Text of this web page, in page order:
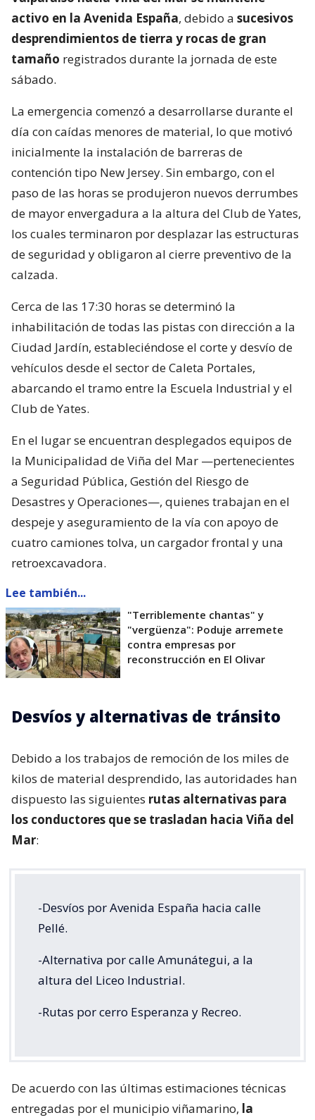
activo en la Avenida España, debido a sucesivos
desprendimientos de tierra y rocas de gran
tamaño registrados durante la jornada de este
sábado.
La emergencia comenzó a desarrollarse durante el
día con caídas menores de material, lo que motivó
inicialmente la instalación de barreras de
contención tipo New Jersey. Sin embargo, con el
paso de las horas se produjeron nuevos derrumbes
de mayor envergadura a la altura del Club de Yates,
los cuales terminaron por desplazar las estructuras
de seguridad y obligaron al cierre preventivo de la
calzada.
Cerca de las 17:30 horas se determinó la
inhabilitación de todas las pistas con dirección a la
Ciudad Jardín, estableciéndose el corte y desvío de
vehículos desde el sector de Caleta Portales,
abarcando el tramo entre la Escuela Industrial y el
Club de Yates.
En el lugar se encuentran desplegados equipos de
la Municipalidad de Viña del Mar —pertenecientes
a Seguridad Pública, Gestión del Riesgo de
Desastres y Operaciones—, quienes trabajan en el
despeje y aseguramiento de la vía con apoyo de
cuatro camiones tolva, un cargador frontal y una
retroexcavadora.
Lee también...
"Terriblemente chantas" y
"vergüenza": Poduje arremete
contra empresas por
reconstrucción en El Olivar
Desvíos y alternativas de tránsito
Debido a los trabajos de remoción de los miles de
kilos de material desprendido, las autoridades han
dispuesto las siguientes rutas alternativas para
los conductores que se trasladan hacia Viña del
Mar:
-Desvíos por Avenida España hacia calle
Pellé.
-Alternativa por calle Amunátegui, a la
altura del Liceo Industrial.
-Rutas por cerro Esperanza y Recreo.
De acuerdo con las últimas estimaciones técnicas
entregadas por el municipio viñamarino, la